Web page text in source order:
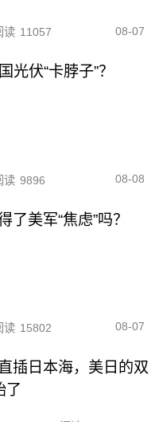
读 11057 08-07
伏“卡脖子”？
读 9896 08-08
了美军“焦虑”吗？
读 15802 08-07
插日本海，美日的双
了